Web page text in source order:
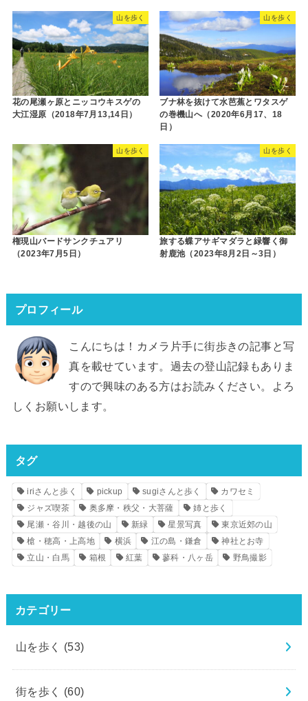
山を歩く
花の尾瀬ヶ原とニッコウキスゲの
大江湿原（2018年7月13,14日）
山を歩く
ブナ林を抜けて水芭蕉とワタスゲ
の巻機山へ（2020年6月17、18
日）
山を歩く
権現山バードサンクチュアリ
（2023年7月5日）
山を歩く
旅する蝶アサギマダラと緑響く御
射鹿池（2023年8月2日～3日）
プロフィール
こんにちは！カメラ片手に街歩きの記事と写
真を載せています。過去の登山記録もありま
すので興味のある方はお読みください。よろ
しくお願いします。
タグ
iriさんと歩く pickup sugiさんと歩く
カワセミ
ジャズ喫茶
奥多摩・秩父・大菩薩
姉と歩く
尾瀬・谷川・越後の山
新緑 星景写真
東京近郊の山
槍・穂高・上高地
横浜 江の島・鎌倉
神社とお寺
立山・白馬
箱根 紅葉 蓼科・八ヶ岳 野鳥撮影
カテゴリー
山を歩く (53)
街を歩く (60)